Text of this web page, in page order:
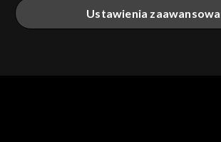
Ciebie naszych
poszczególnych serwisów
„Portalem”, w tym informacje zapisywane za
Ustawienia